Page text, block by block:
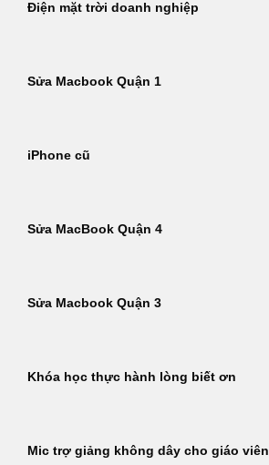
Điện mặt trời doanh nghiệp
Sửa Macbook Quận 1
iPhone cũ
Sửa MacBook Quận 4
Sửa Macbook Quận 3
Khóa học thực hành lòng biết ơn
Mic trợ giảng không dây cho giáo viên